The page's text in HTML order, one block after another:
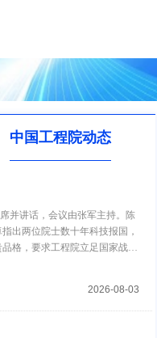
中国工程院动态
并讲话，会议由张军主持。陈
出两位院士数十年科技报国，
格，要求工程院立足国家战略
2026-08-03